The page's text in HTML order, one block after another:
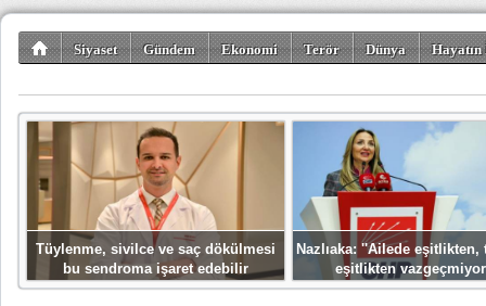
Siyaset Gündem Ekonomi Terör Dünya
Tüylenme, sivilce ve saç dökülmesi
bu sendroma işaret edebilir
Nazlıaka: ''Ailede eşitlikten,
eşitlikten